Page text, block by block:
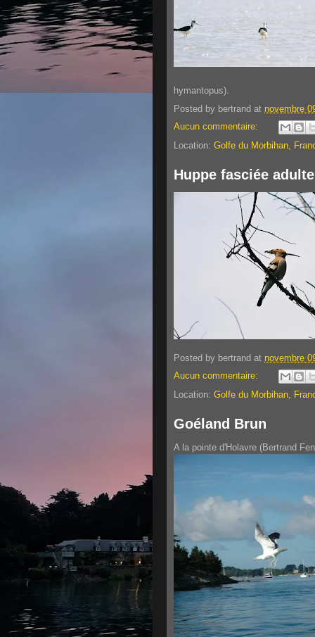
hymantopus).
Posted by bertrand at novembre
Aucun commentaire:
Location: Golfe du Morbihan,
Huppe fasciée
Posted by bertrand at novembre
Aucun commentaire:
Location: Golfe du Morbihan,
Goéland Brun
A la pointe d'Holavre (Bertrand